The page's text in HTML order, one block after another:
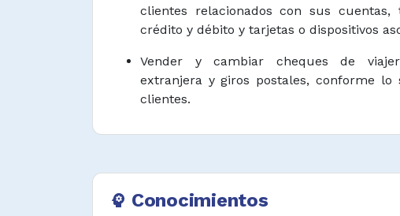
clientes relacionados con sus cuentas,
crédito y débito y tarjetas o dispositivos
Vender y cambiar cheques de
extranjera y giros postales, conforme lo
clientes.
Pagar facturas y hacer transferencias
y servicios.
psychology Conocimientos